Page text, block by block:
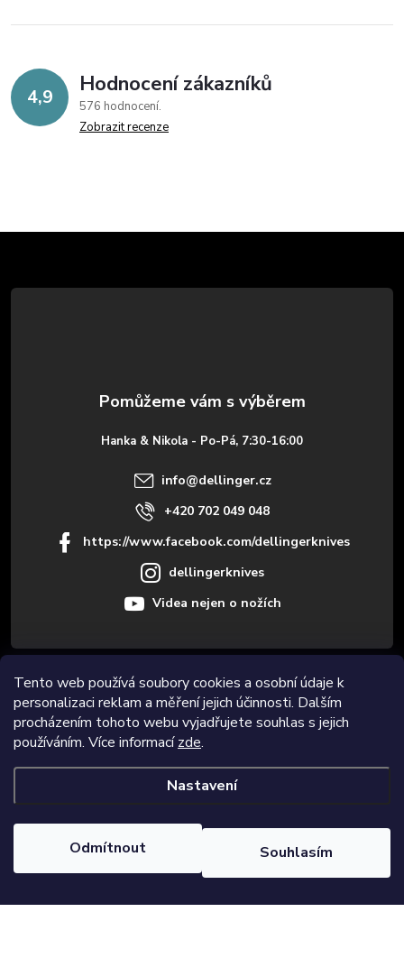
Tento web používá soubory cookies a osobní údaje k
personalizaci reklam a měření jejich účinnosti. Dalším
procházením tohoto webu vyjadřujete souhlas s jejich
používáním. Více informacízde.
Nastavení
Odmítnout Souhlasím
4,9 Hodnocení zákazníků
576 hodnocení
Zobrazit recenze
á
Informace pro vás
Novinky
Hanka & Nikola - Po-Pá, 7:30-16:00
info@dellinger.cz
+420 702 049 048
https://www.facebook.com/dellingerknives
dellingerknives
Videa nejen o nožích
Vytvořil Shoptet Premium
nastavení cookies